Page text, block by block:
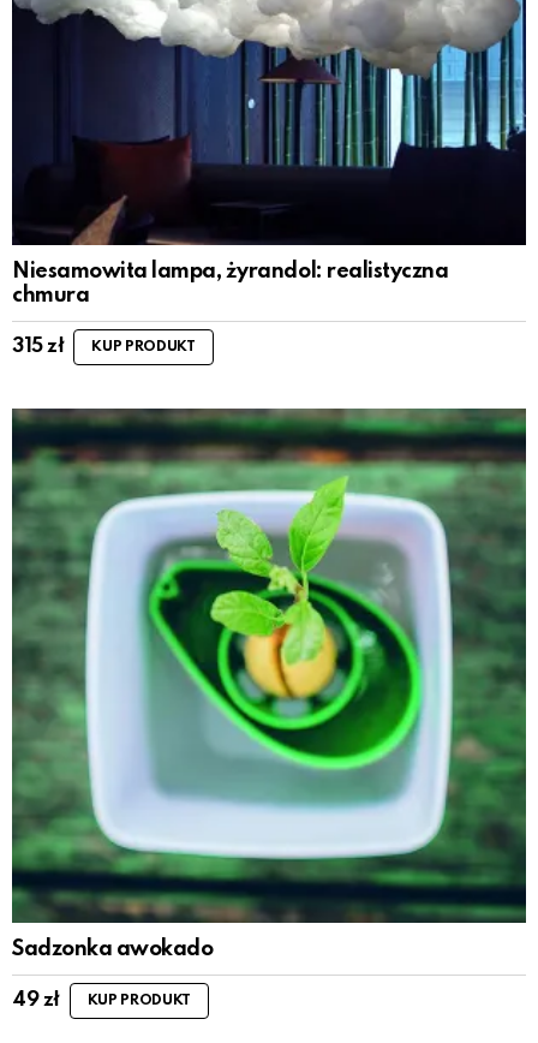
Niesamowita lampa, żyrandol: realistyczna
chmura
315zł KUP PRODUKT
Sadzonka awokado
49zł KUP PRODUKT